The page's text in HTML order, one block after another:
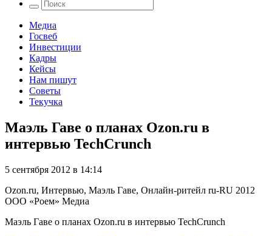
Медиа
Госвеб
Инвестиции
Кадры
Кейсы
Нам пишут
Советы
Текучка
Маэль Гаве о планах Ozon.ru в
интервью TechCrunch
5 сентября 2012 в 14:14
Ozon.ru, Интервью, Маэль Гаве, Онлайн-ритейл ru-RU 2012
ООО «Роем» Медиа
Маэль Гаве о планах Ozon.ru в интервью TechCrunch